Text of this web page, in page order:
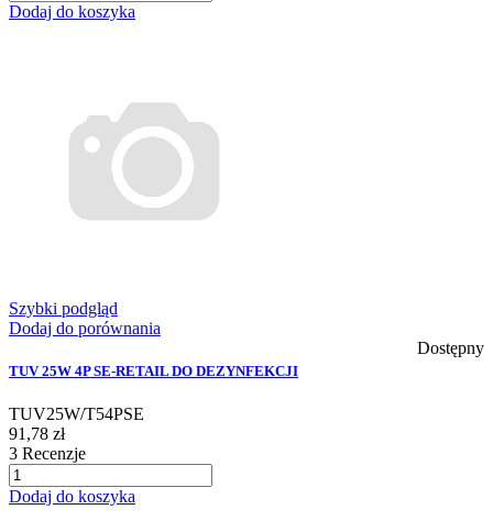
Dodaj do koszyka
Szybki podgląd
Dodaj do porównania
Dostępny
TUV 25W 4P SE-RETAIL DO DEZYNFEKCJI
TUV25W/T54PSE
91,78 zł
3 Recenzje
Dodaj do koszyka